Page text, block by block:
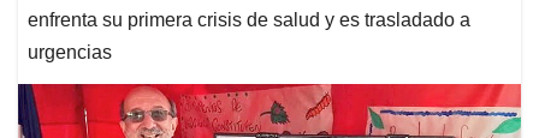
enfrenta su primera crisis de salud y es trasladado a
urgencias